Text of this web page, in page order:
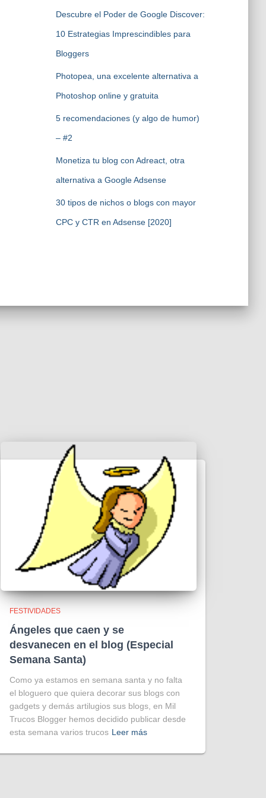
Descubre el Poder de Google Discover:
10 Estrategias Imprescindibles para
Bloggers
Photopea, una excelente alternativa a
Photoshop online y gratuita
5 recomendaciones (y algo de humor)
– #2
Monetiza tu blog con Adreact, otra
alternativa a Google Adsense
30 tipos de nichos o blogs con mayor
CPC y CTR en Adsense [2020]
FESTIVIDADES
Ángeles que caen y se
desvanecen en el blog (Especial
Semana Santa)
Como ya estamos en semana santa y no falta
el bloguero que quiera decorar sus blogs con
gadgets y demás artilugios sus blogs, en Mil
Trucos Blogger hemos decidido publicar desde
esta semana varios trucos Leer más